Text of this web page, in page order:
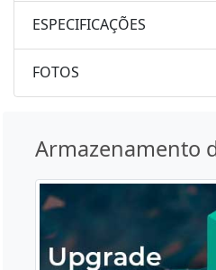
ESPECIFICAÇÕES
FOTOS
Armazenamento